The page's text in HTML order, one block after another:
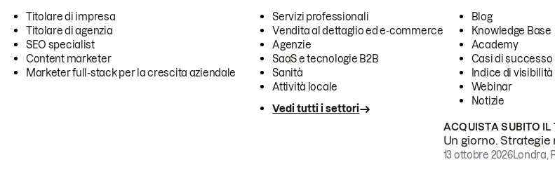
Titolare di impresa
Titolare di agenzia
SEO specialist
Content marketer
Marketer full-stack per la crescita aziendale
Servizi professionali
Vendita al dettaglio ed e-commerce
Agenzie
SaaS e tecnologie B2B
Sanità
Attività locale
Vedi tutti i settori
Blog
Knowledge Base
Academy
Casi di successo
Indice di visibilità
Webinar
Notizie
ACQUISTA SUBITO IL
Un giorno.
13 ottobre 2026Londra,